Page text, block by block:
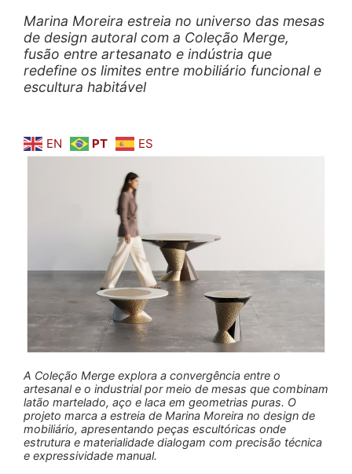
Marina Moreira estreia no universo das mesas
de design autoral com a Coleção Merge,
fusão entre artesanato e indústria que
redefine os limites entre mobiliário funcional e
escultura habitável
EN PT ES
A Coleção Merge explora a convergência entre o
artesanal e o industrial por meio de mesas que combinam
latão martelado, aço e laca em geometrias puras. O
projeto marca a estreia de Marina Moreira no design de
mobiliário, apresentando peças escultóricas onde
estrutura e materialidade dialogam com precisão técnica
e expressividade manual.